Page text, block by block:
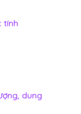
tính
dung